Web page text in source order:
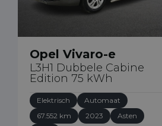
Opel Vivaro-e
L3H1 Dubbele Cabine
Edition 75 kWh
Elektrisch
Automaat
67.552 km
2023
Asten